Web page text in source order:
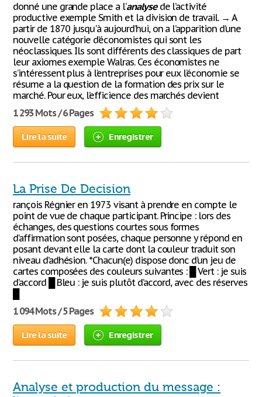
donné une grande place a l’analysede l’activité
productive exemple Smith et la division de travail. → A
partir de 1870 jusqu'à aujourd’hui, on a l’apparition d’une
nouvelle catégorie d’économistes qui sont les
néoclassiques. Ils sont différents des classiques de part
leur axiomes exemple Walras. Ces économistes ne
s’intéressent plus à l’entreprises pour eux l’économie se
résume a la question de la formation des prix sur le
marché. Pour eux, l’efficience des marchés devient
1 293 Mots / 6 Pages
Lire la suite Enregistrer
La Prise De Decision
rançois Régnier en 1973 visant à prendre en compte le
point de vue de chaque participant. Principe : lors des
échanges, des questions courtes sous formes
d’affirmation sont posées, chaque personne y répond en
posant devant elle la carte dont la couleur traduit son
niveau d’adhésion. *Chacun(e) dispose donc d’un jeu de
cartes composées des couleurs suivantes : █ Vert : je suis
d’accord █ Bleu : je suis plutôt d’accord, avec des réserves
1 094 Mots / 5 Pages
Lire la suite Enregistrer
Analyse et production du message :